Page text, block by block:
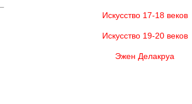
Искусство 17-18 веков
Искусство 19-20 веков
Эжен Делакруа